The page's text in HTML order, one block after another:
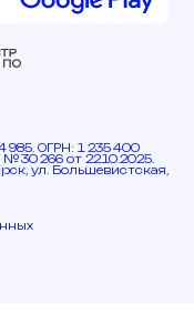
ОГРН: 1 235 400
30 266 от 22.10.2025.
ул. Большевистская,